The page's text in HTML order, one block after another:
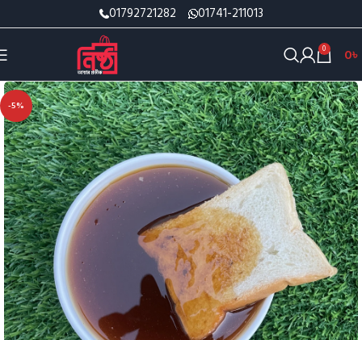
01792721282 01741-211013
0 0৳
-5%